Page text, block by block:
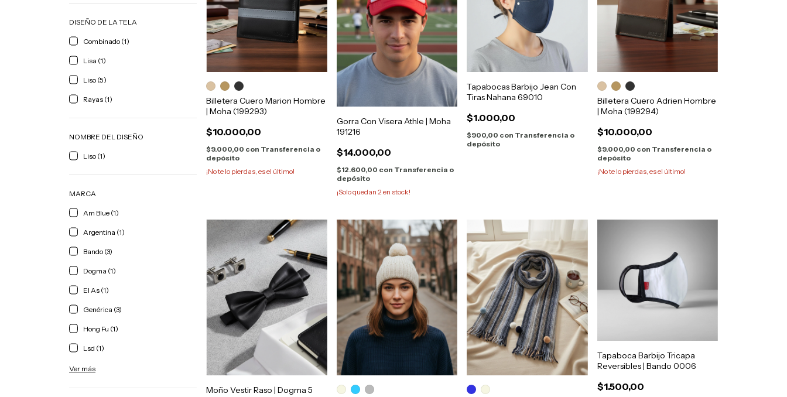
DISEÑO DE LA TELA
Combinado (1)
Lisa (1)
Liso (5)
Rayas (1)
NOMBRE DEL DISEÑO
Liso (1)
MARCA
Am Blue (1)
Argentina (1)
Bando (3)
Dogma (1)
El As (1)
Genérica (3)
Hong Fu (1)
Lsd (1)
Ver más
Billetera Cuero Marion Hombre
| Moha (199293)
$10.000,00
$9.000,00 con Transferencia o
depósito
¡No te lo pierdas, es el último!
Gorra Con Visera Athle | Moha
191216
$14.000,00
$12.600,00 con Transferencia o
depósito
¡Solo quedan 2en stock!
Tapabocas Barbijo Jean Con
Tiras Nahana 69010
$1.000,00
$900,00 con Transferencia o
depósito
Billetera Cuero Adrien Hombre
| Moha (199294)
$10.000,00
$9.000,00 con Transferencia o
depósito
¡No te lo pierdas, es el último!
Moño Vestir Raso | Dogma 5
Tapaboca Barbijo Tricapa
Reversibles | Bando 0006
$1.500,00